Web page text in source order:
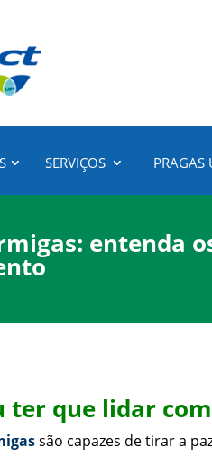
SERVIÇOS PRAGAS
entenda
ter que lidar
são capazes de tirar a